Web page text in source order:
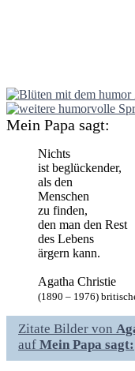
Mein Papa sagt:
Nichts
ist beglückender,
als den
Menschen
zu finden,
den man den Rest
des Lebens
ärgern kann.
Agatha Christie
(1890 – 1976)
Zitate Bilder von
auf Mein Papa sagt: